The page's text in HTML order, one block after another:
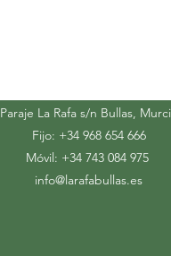
Paraje La Rafa s/n Bullas,
Fijo: +34 968 654 666
Móvil: +34 743 084 975
info@larafabullas.es